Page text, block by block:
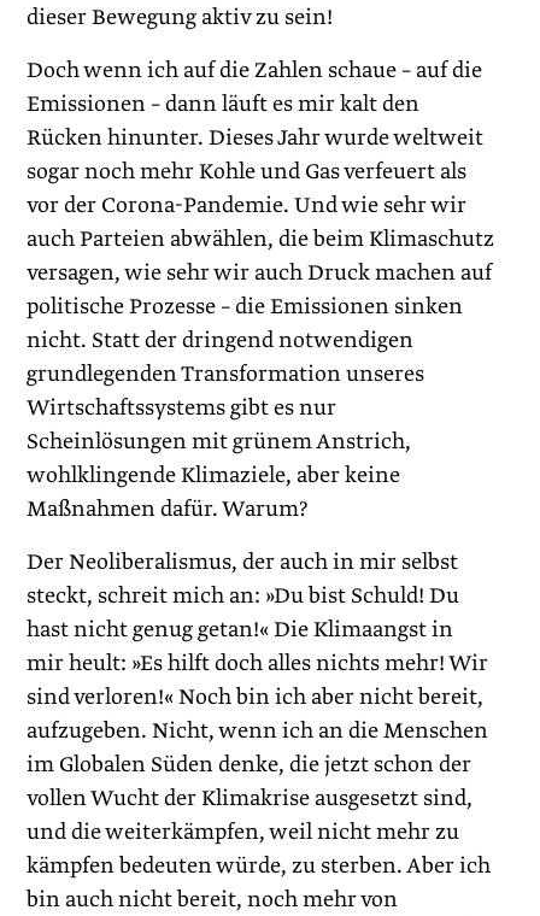
dieser Bewegung aktiv zu sein!
Doch wenn ich auf die Zahlen schaue – auf die
Emissionen – dann läuft es mir kalt den
Rücken hinunter. Dieses Jahr wurde weltweit
sogar noch mehr Kohle und Gas verfeuert als
vor der Corona-Pandemie. Und wie sehr wir
auch Parteien abwählen, die beim Klimaschutz
versagen, wie sehr wir auch Druck machen auf
politische Prozesse – die Emissionen sinken
nicht. Statt der dringend notwendigen
grundlegenden Transformation unseres
Wirtschaftssystems gibt es nur
Scheinlösungen mit grünem Anstrich,
wohlklingende Klimaziele, aber keine
Maßnahmen dafür. Warum?
Der Neoliberalismus, der auch in mir selbst
steckt, schreit mich an: »Du bist Schuld! Du
hast nicht genug getan!« Die Klimaangst in
mir heult: »Es hilft doch alles nichts mehr! Wir
sind verloren!« Noch bin ich aber nicht bereit,
aufzugeben. Nicht, wenn ich an die Menschen
im Globalen Süden denke, die jetzt schon der
vollen Wucht der Klimakrise ausgesetzt sind,
und die weiterkämpfen, weil nicht mehr zu
kämpfen bedeuten würde, zu sterben. Aber ich
bin auch nicht bereit, noch mehr von